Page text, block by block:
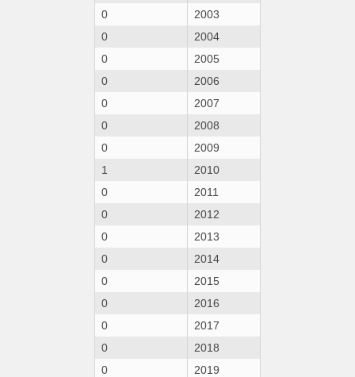
0
2003
0
2004
0
2005
0
2006
0
2007
0
2008
0
2009
1
2010
0
2011
0
2012
0
2013
0
2014
0
2015
0
2016
0
2017
0
2018
0
2019